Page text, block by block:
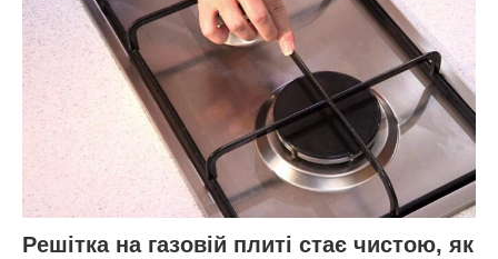
Решітка на газовій плиті стає чистою, як